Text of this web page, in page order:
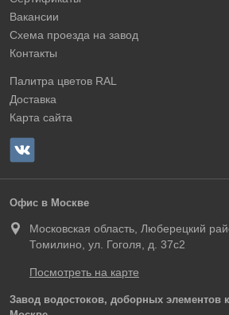
Вакансии
Схема проезда на завод
Контакты
Палитра цветов RAL
Доставка
Карта сайта
Офис в Москве
Московская область, Люберецкий
Томилино, ул. Гоголя, д. 37с2
Посмотреть на карте
Завод водостоков, доборных элементов